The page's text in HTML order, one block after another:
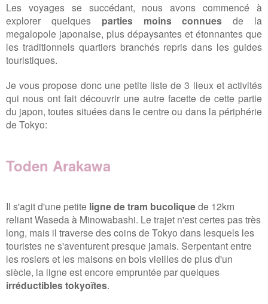
Les voyages se succédant, nous avons commencé à
explorer quelques parties moins connues de la
megalopole japonaise, plus dépaysantes et étonnantes que
les traditionnels quartiers branchés repris dans les guides
touristiques.
Je vous propose donc une petite liste de 3 lieux et activités
qui nous ont fait découvrir une autre facette de cette partie
du japon, toutes situées dans le centre ou dans la périphérie
de Tokyo:
Toden Arakawa
Il s'agit d'une petite ligne de tram bucoliquede 12km
reliant Waseda à Minowabashi. Le trajet n'est certes pas très
long, mais il traverse des coins de Tokyo dans lesquels les
touristes ne s'aventurent presque jamais. Serpentant entre
les rosiers et les maisons en bois vieilles de plus d'un
siècle, la ligne est encore empruntée par quelques
irréductibles tokyoïtes.